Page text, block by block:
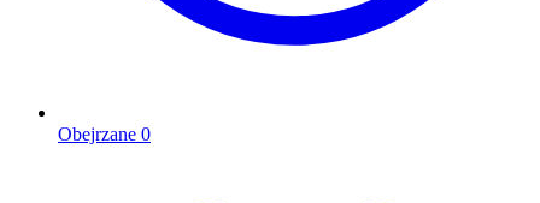
Obejrzane 0